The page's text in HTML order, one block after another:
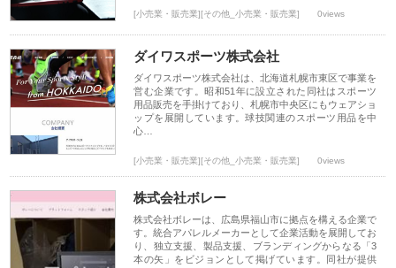
[小売業・販売業][その他_小売業・販売業] 0views
ダイワスポーツ株式会社
ダイワスポーツ株式会社は、北海道札幌市東区で事業を
営む企業です。昭和51年に設立された同社はスポーツ
用品販売を手掛けており、札幌市中央区にもウェアショ
ップを展開しています。球技関連のスポーツ用品を中
心…
[小売業・販売業][その他_小売業・販売業] 0views
株式会社ボレー
株式会社ボレーは、広島県福山市に拠点を構える企業で
す。統合アパレルメーカーとして企業活動を展開してお
り、独立支援、製品支援、ブランディングからなる「3
本の矢」をビジョンとして掲げています。同社が提供